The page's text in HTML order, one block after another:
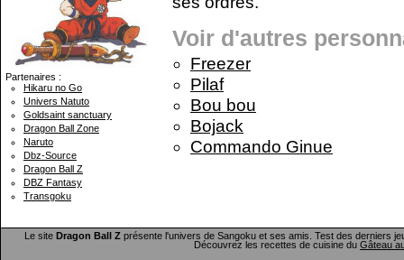
Partenaires :
Hikaru no Go
Univers Natuto
Goldsaint sanctuary
Dragon Ball Zone
Naruto
Dbz-Source
Dragon Ball Z
DBZ Fantasy
Transgoku
Voir d'autres
Freezer
Pilaf
Bou bou
Bojack
Commando Ginue
Le site Dragon Ball Zprésente l'univers de Sangoku et ses amis. Test des derniers
Découvrez les recettes de cuisine du Gâteau